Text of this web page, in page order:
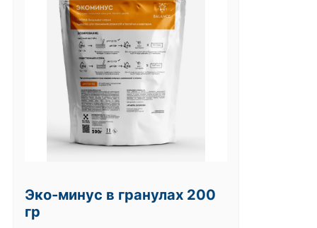
Эко-минус в гранулах 200
гр